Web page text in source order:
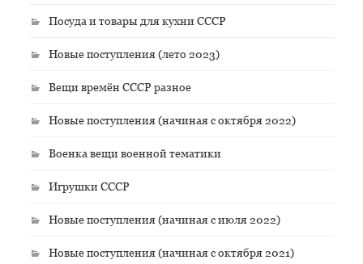
Посуда и товары для кухни СССР
Новые поступления (лето 2023)
Вещи времён СССР разное
Новые поступления (начиная с октября 2022)
Военка вещи военной тематики
Игрушки СССР
Новые поступления (начиная с июля 2022)
Новые поступления (начиная с октября 2021)